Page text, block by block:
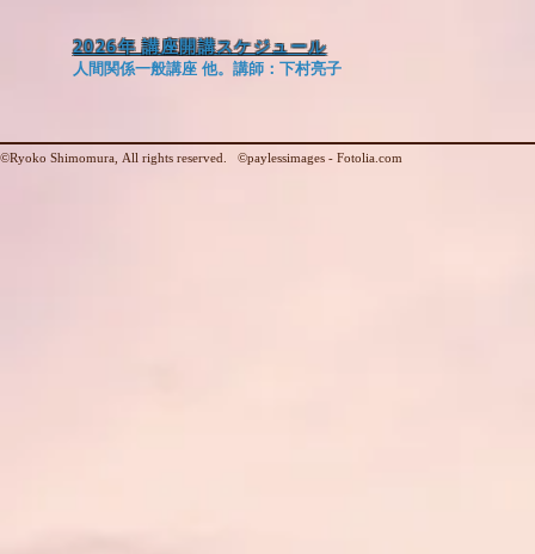
2026年 講座開講スケジュール
人間関係一般講座 他。講師：下村亮子
​©Ryoko Shimomura, All rights reserved. ©paylessimages - Fotolia.com